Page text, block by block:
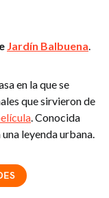
Jardín Balbuena.
en la que se
que sirvieron de
. Conocida
leyenda urbana.